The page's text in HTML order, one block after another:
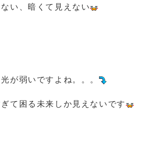
い、暗くて見えない
が弱いですよね。。。
て困る未来しか見えないです